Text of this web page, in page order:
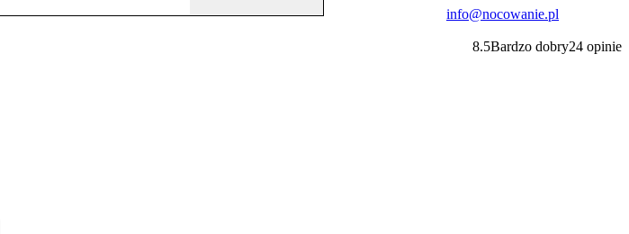
info@nocowanie.pl
8.5Bardzo dobry24 opinie